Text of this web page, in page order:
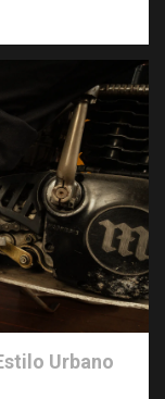
Urbano